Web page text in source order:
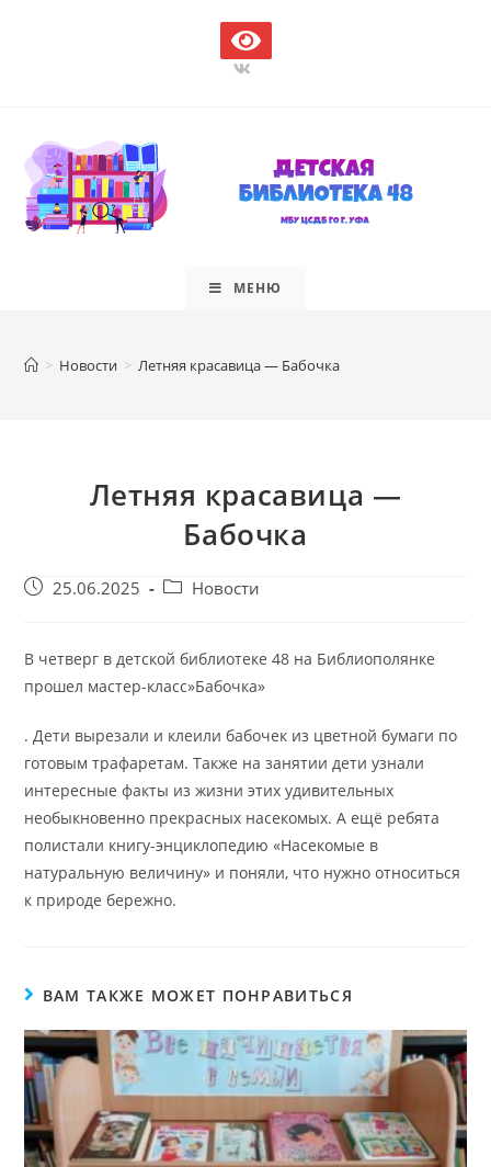
МЕНЮ
> Новости > Летняя красавица — Бабочка
Летняя красавица —
Бабочка
Запись25.06.2025
PostНовости
В четверг в детской библиотеке 48 на Библиополянке
прошел мастер-класс»Бабочка»
. Дети вырезали и клеили бабочек из цветной бумаги по
готовым трафаретам. Также на занятии дети узнали
интересные факты из жизни этих удивительных
необыкновенно прекрасных насекомых. А ещё ребята
полистали книгу-энциклопедию «Насекомые в
натуральную величину» и поняли, что нужно относиться
к природе бережно.
ВАМ ТАКЖЕ МОЖЕТ ПОНРАВИТЬСЯ